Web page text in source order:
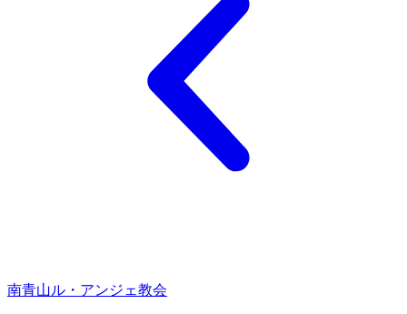
南青山ル・アンジェ教会